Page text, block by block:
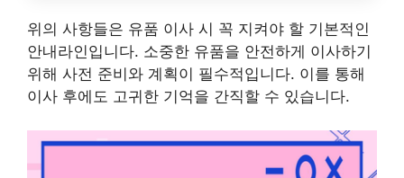
위의 사항들은 유품 이사 시 꼭 지켜야 할 기본적인
안내라인입니다. 소중한 유품을 안전하게 이사하기
위해 사전 준비와 계획이 필수적입니다. 이를 통해
이사 후에도 고귀한 기억을 간직할 수 있습니다.